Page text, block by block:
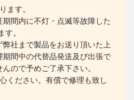
ます。
間内に不灯・点滅等故障した
す。
社まで製品をお送り頂いた上
間中の代替品発送及び出張で
ので予めご了承下さい。
ください。有償で修理も致し